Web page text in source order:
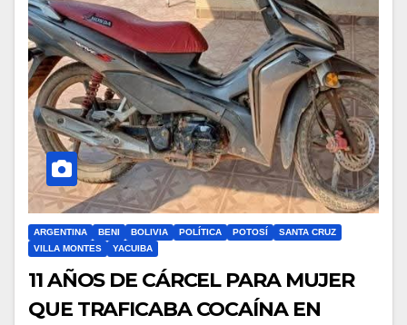
ARGENTINA BENI BOLIVIA POLÍTICA POTOSÍ
SANTA CRUZ
VILLA MONTES
YACUIBA
11 AÑOS DE CÁRCEL PARA MUJER
QUE TRAFICABA COCAÍNA EN